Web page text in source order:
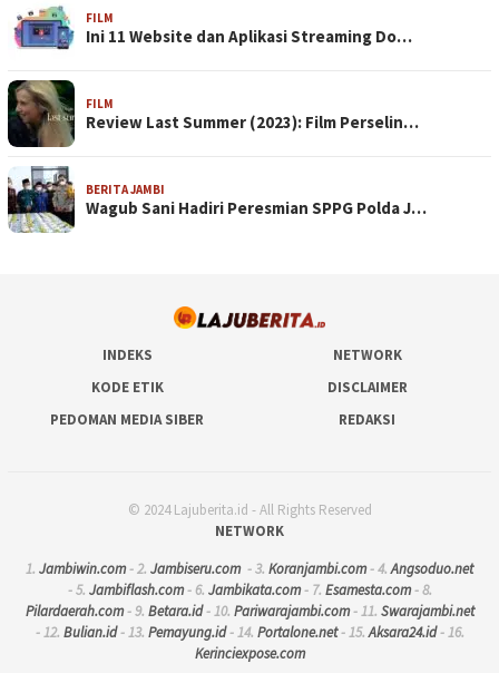
FILM
Ini 11 Website dan Aplikasi Streaming Do…
FILM
Review Last Summer (2023): Film Perselin…
BERITA JAMBI
Wagub Sani Hadiri Peresmian SPPG Polda J…
INDEKS
NETWORK
KODE ETIK
DISCLAIMER
PEDOMAN MEDIA SIBER
REDAKSI
© 2024 Lajuberita.id - All Rights Reserved
NETWORK
1. Jambiwin.com- 2. Jambiseru.com- 3. Koranjambi.com- 4.Angsoduo.net
- 5. Jambiflash.com- 6. Jambikata.com- 7. Esamesta.com- 8.
Pilardaerah.com- 9. Betara.id- 10. Pariwarajambi.com- 11. Swarajambi.net
- 12. Bulian.id- 13. Pemayung.id- 14. Portalone.net- 15.Aksara24.id- 16.
Kerinciexpose.com